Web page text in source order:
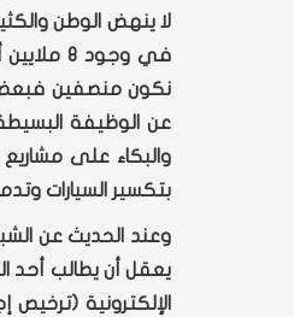
لا ينهض الوطن
في وجود
نكون منصفين فبعض
عن الوظيفة
والبكاء على
بتكسير السيارات
وعند الحديث عن
يعقل أن يطالب أحد
الإلكترونية